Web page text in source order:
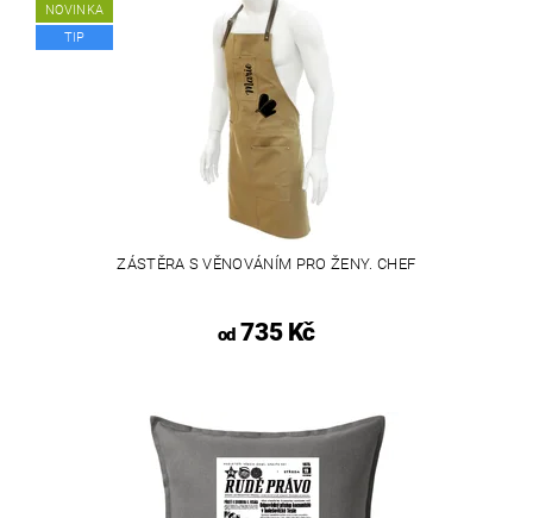
NOVINKA
TIP
ZÁSTĚRA S VĚNOVÁNÍM PRO ŽENY. CHEF
od735 Kč